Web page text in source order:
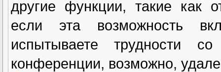
другие функции, такие как
если эта возможность
испытываете трудности
конференции, возможно,